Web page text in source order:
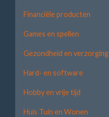
Financiële producten
Games en spellen
Gezondheid en verzorging
Hard- en software
Hobby en vrije tijd
Huis Tuin en Wonen